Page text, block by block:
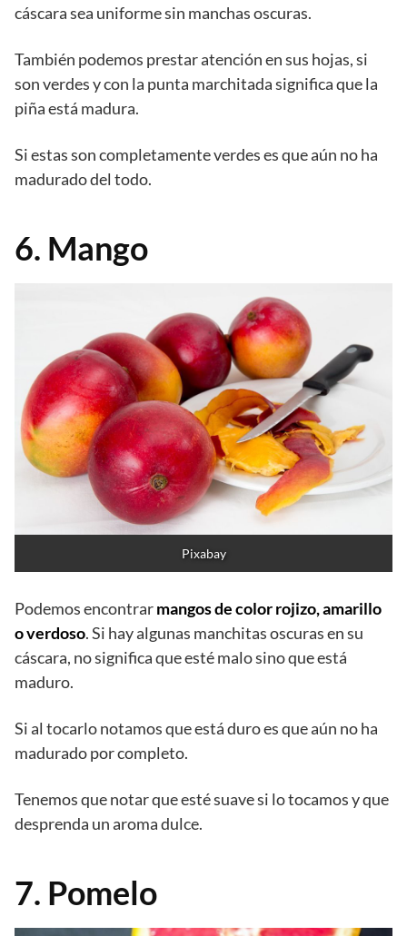
cáscara sea uniforme sin manchas oscuras.
También podemos prestar atención en sus hojas, si
son verdes y con la punta marchitada significa que la
piña está madura.
Si estas son completamente verdes es que aún no ha
madurado del todo.
6. Mango
Pixabay
Podemos encontrarmangos de color rojizo, amarillo
o verdoso. Si hay algunas manchitas oscuras en su
cáscara, no significa que esté malo sino que está
maduro.
Si al tocarlo notamos que está duro es que aún no ha
madurado por completo.
Tenemos que notar que esté suave si lo tocamos y que
desprenda un aroma dulce.
7. Pomelo